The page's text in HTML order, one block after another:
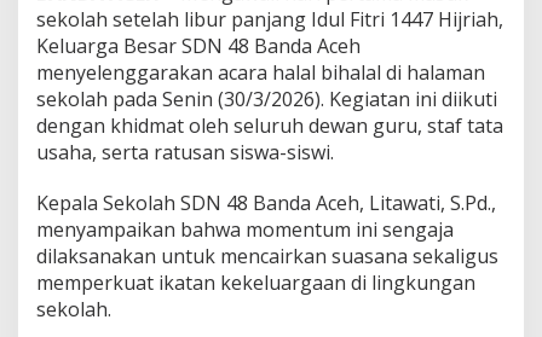
B
h
a
l
a
P
s
c
a
i
sekolah setelah libur panjang Idul Fitri 1447 Hijriah,
Keluarga Besar SDN 48 Banda Aceh
menyelenggarakan acara halal bihalal di halaman
sekolah pada Senin (30/3/2026). Kegiatan ini diikuti
dengan khidmat oleh seluruh dewan guru, staf tata
usaha, serta ratusan siswa-siswi.
Kepala Sekolah SDN 48 Banda Aceh, Litawati, S.Pd.,
menyampaikan bahwa momentum ini sengaja
dilaksanakan untuk mencairkan suasana sekaligus
memperkuat ikatan kekeluargaan di lingkungan
sekolah.